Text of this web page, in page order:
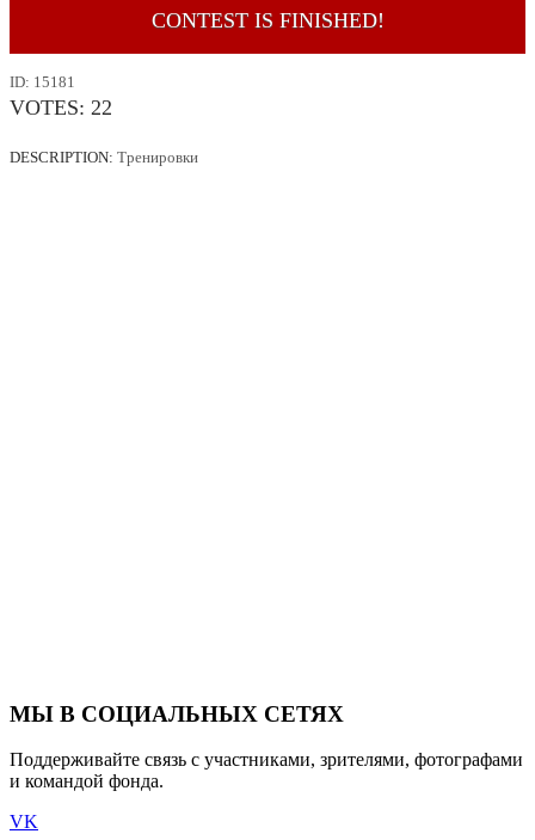
CONTEST IS FINISHED!
ID: 15181
VOTES: 22
DESCRIPTION: Тренировки
МЫ В СОЦИАЛЬНЫХ СЕТЯХ
Поддерживайте связь с участниками, зрителями, фотографами
и командой фонда.
VK